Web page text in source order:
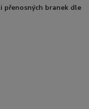
přenosných branek dle